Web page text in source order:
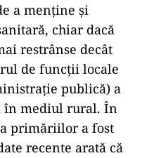
a menține și
chiar dacă
restrânse decât
de funcții locale
publică) a
în mediul rural. În
primăriilor a fost
recente arată că